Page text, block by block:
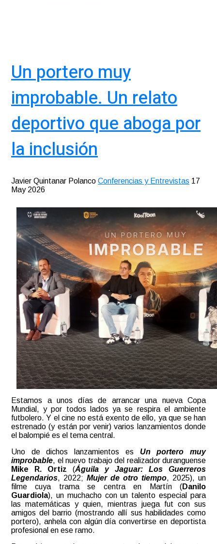
Un portero muy
improbable. Un relato
deportivo que aboga por
la inclusión
Javier Quintanar Polanco Conferencias y Entrevistas 17
May 2026
Estamos a unos días de arrancar una nueva Copa
Mundial, y por todos lados ya se respira el ambiente
futbolero. Y el cine no está exento de ello, ya que se han
estrenado (y están por venir) varios lanzamientos donde
el balompié es el tema central.
Uno de dichos lanzamientos es Un portero muy
improbable, el nuevo trabajo del realizador duranguense
Mike R. Ortiz (Águila y Jaguar: Los Guerreros
Legendarios, 2022; Mujer de otro tiempo, 2025), un
filme cuya trama se centra en Martín (Danilo
Guardiola), un muchacho con un talento especial para
las matemáticas y quien, mientras juega fut con sus
amigos del barrio (mostrando allí sus habilidades como
portero), anhela con algún día convertirse en deportista
profesional en ese ramo.